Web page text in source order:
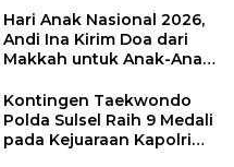
dan Kelurahan
Hari Anak Nasional 2026,
Andi Ina Kirim Doa dari
Makkah untuk Anak-Anak
Kontingen Taekwondo
Polda Sulsel Raih 9 Medali
pada Kejuaraan Kapolri